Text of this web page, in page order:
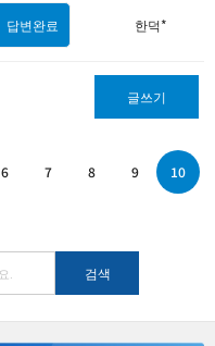
답변완료 한덕*
글쓰기
6 7 8 9 10